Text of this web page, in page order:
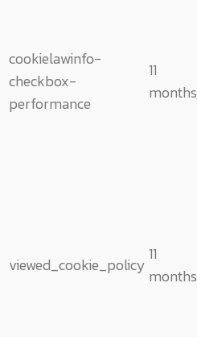
cookielawinfo-
checkbox-
performance
11
months
viewed_cookie_policy
11
months